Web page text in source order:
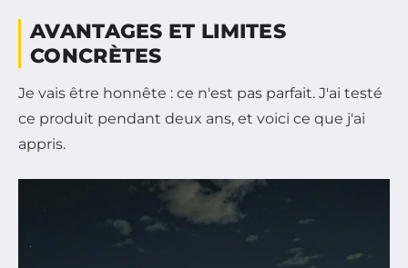
AVANTAGES ET LIMITES
CONCRÈTES
Je vais être honnête : ce n'est pas parfait. J'ai testé
ce produit pendant deux ans, et voici ce que j'ai
appris.